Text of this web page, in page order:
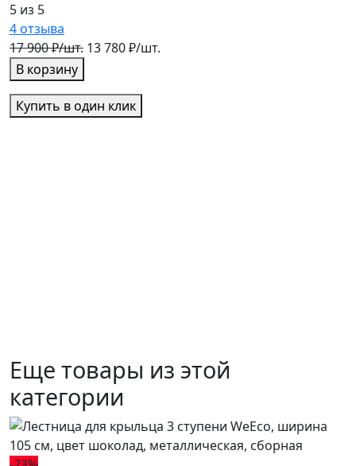
5 из 5
4отзыва
17 900 ₽/шт. 13 780 ₽/шт.
В корзину
Купить в один клик
Еще товары из этой
категории